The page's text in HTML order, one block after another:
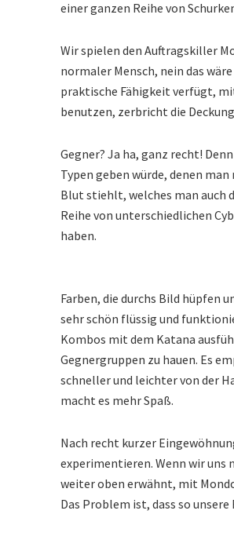
einer ganzen Reihe von
Wir spielen den Auftragskiller
normaler Mensch, nein das
praktische Fähigkeit verfügt,
benutzen, zerbricht die
Gegner? Ja ha, ganz recht!
Typen geben würde, denen
Blut stiehlt, welches man auch
Reihe von unterschiedlichen
haben.
Farben, die durchs Bild hüpfen
sehr schön flüssig und
Kombos mit dem Katana
Gegnergruppen zu hauen. Es
schneller und leichter von der
macht es mehr Spaß.
Nach recht kurzer
experimentieren. Wenn wir uns
weiter oben erwähnt, mit
Das Problem ist, dass so